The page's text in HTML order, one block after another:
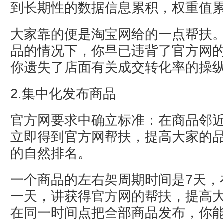
到长期性的数据信息累积，权重值
大家靠的便是淘宝网给的一点帮扶
品的情况下，你早已违背了官方网
你遗失了店面有关成交转化率的操
2.集中化发布商品
官方网要求中确立标准：在商品邻
立即得到官方网帮扶，提高大家的
的自然排名。
一个商品的左右架周期时间是7天
一天，讲获得官方网的帮扶，提高
在同一时间点把全部商品发布，你